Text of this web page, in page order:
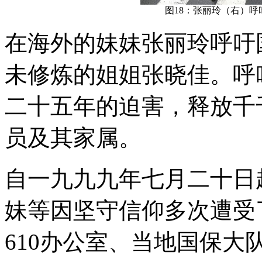
图18：张丽玲（右）
在海外的妹妹张丽玲呼
未修炼的姐姐张晓佳。
二十五年的迫害，释放
员及其家属。
自一九九九年七月二十
妹等因坚守信仰多次遭
610办公室、当地国保大